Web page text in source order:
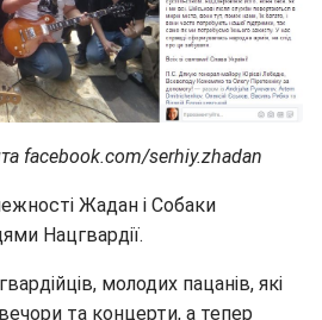
facebook.com/serhiy.zhadan
Жадан і Собаки
Нацгвардії.
молодих пацанів, які
та концерти, а тепер